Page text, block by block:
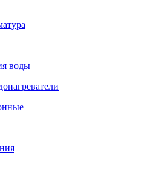
воды